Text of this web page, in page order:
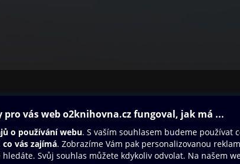
Oneplay Originály
Sport